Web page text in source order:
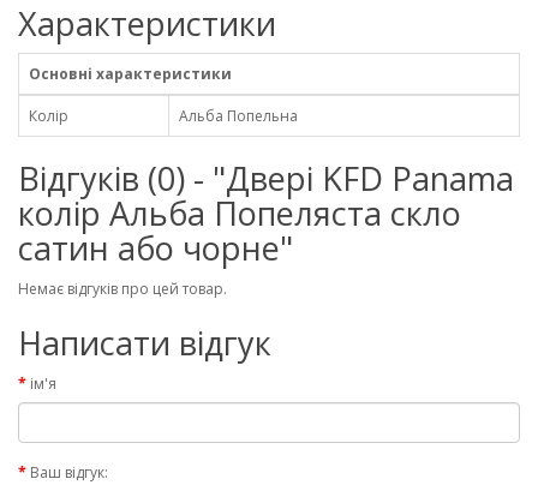
Характеристики
Основні характеристики
Колір Альба Попельна
Відгуків (0) - "Двері KFD Panama
колір Альба Попеляста скло
сатин або чорне"
Немає відгуків про цей товар.
Написати відгук
ім'я
Ваш відгук: